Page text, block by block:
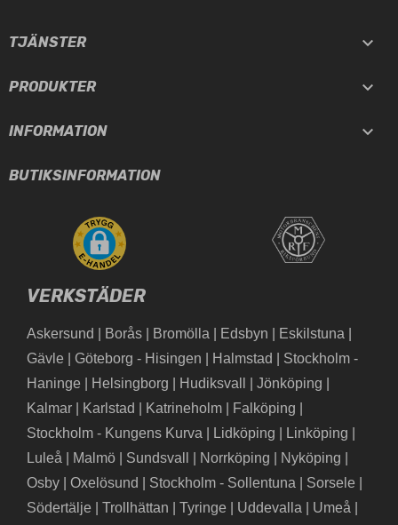
TJÄNSTER 
PRODUKTER 
INFORMATION 
BUTIKSINFORMATION
VERKSTÄDER
Askersund Borås Bromölla Edsbyn Eskilstuna
Gävle
Göteborg - Hisingen Halmstad
Stockholm -
Haninge
Helsingborg Hudiksvall Jönköping
Kalmar
Karlstad Katrineholm Falköping
Stockholm - Kungens Kurva
Lidköping Linköping
Luleå
Malmö Sundsvall Norrköping Nyköping
Osby
Oxelösund Stockholm - Sollentuna Sorsele
Södertälje
Trollhättan Tyringe Uddevalla Umeå